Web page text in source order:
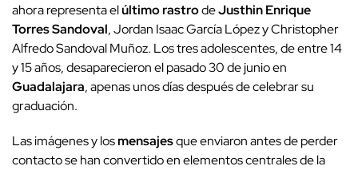
ahora representa elúltimo rastrodeJusthin Enrique
Torres Sandoval, Jordan Isaac García López y Christopher
Alfredo Sandoval Muñoz. Los tres adolescentes, de entre 14
y 15 años, desaparecieron el pasado 30 de junio en
Guadalajara, apenas unos días después de celebrar su
graduación.
Las imágenes y losmensajesque enviaron antes de perder
contacto se han convertido en elementos centrales de la